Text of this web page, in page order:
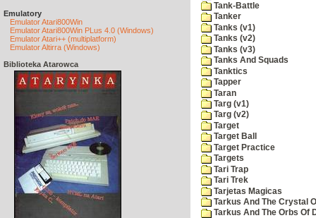
Emulatory
Emulator Atari800Win
Emulator Atari800Win PLus 4.0 (Windows)
Emulator Atari++ (multiplatform)
Emulator Altirra (Windows)
Biblioteka Atarowca
Tank-Battle
Tanker
Tanks (v1)
Tanks (v2)
Tanks (v3)
Tanks And Squads
Tanktics
Tapper
Taran
Targ (v1)
Targ (v2)
Target
Target Ball
Target Practice
Targets
Tari Trap
Tari Trek
Tarjetas Magicas
Tarkus And The Crystal
Tarkus And The Orbs Of